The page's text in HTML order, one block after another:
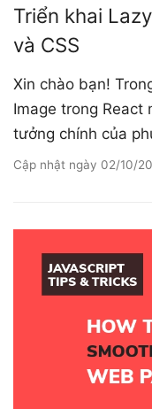
Triển khai
và CSS
Xin chào bạn!
Image trong React
tưởng chính của
Cập nhật ngày 02/10/